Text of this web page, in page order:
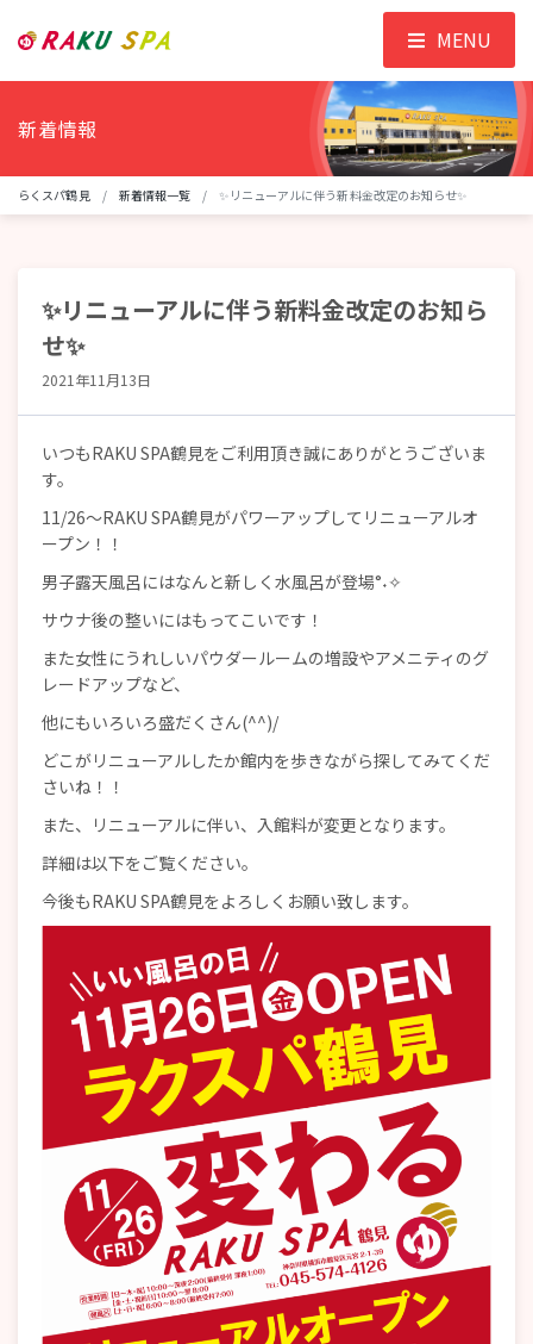
新着情報
らくスパ鶴見 新着情報一覧 ✨リニューアルに伴う新料金改定のお知らせ✨
✨リニューアルに伴う新料金改定のお知ら
せ✨
2021年11月13日
いつもRAKU SPA鶴見をご利用頂き誠にありがとうございま
す。
11/26～RAKU SPA鶴見がパワーアップしてリニューアルオ
ープン！！
男子露天風呂にはなんと新しく水風呂が登場°˖✧
サウナ後の整いにはもってこいです！
また女性にうれしいパウダールームの増設やアメニティのグ
レードアップなど、
他にもいろいろ盛だくさん(^^)/
どこがリニューアルしたか館内を歩きながら探してみてくだ
さいね！！
また、リニューアルに伴い、入館料が変更となります。
詳細は以下をご覧ください。
今後もRAKU SPA鶴見をよろしくお願い致します。
MENU